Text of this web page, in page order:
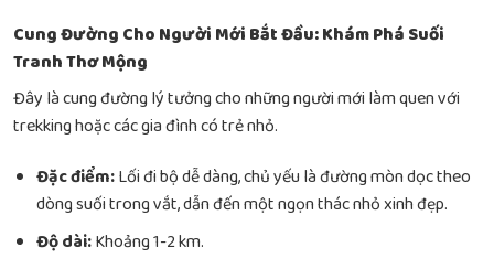
Cung Đường Cho Người Mới Bắt Đầu: Khám Phá Suối
Tranh Thơ Mộng
Đây là cung đường lý tưởng cho những người mới làm quen với
trekking hoặc các gia đình có trẻ nhỏ.
Đặc điểm:Lối đi bộ dễ dàng, chủ yếu là đường mòn dọc theo
dòng suối trong vắt, dẫn đến một ngọn thác nhỏ xinh đẹp.
Độ dài:Khoảng 1-2 km.